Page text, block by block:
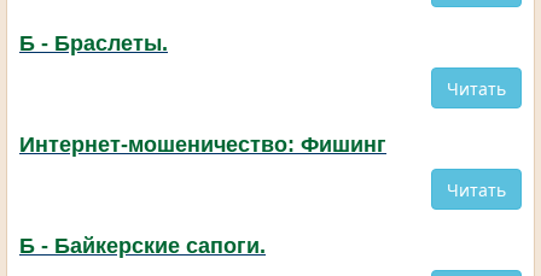
Б - Браслеты.
Читать
Интернет-мошеничество: Фишинг
Читать
Б - Байкерские сапоги.